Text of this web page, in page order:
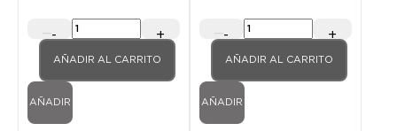
- +
AÑADIR AL CARRITO
AÑADIR
- +
AÑADIR AL CARRITO
AÑADIR